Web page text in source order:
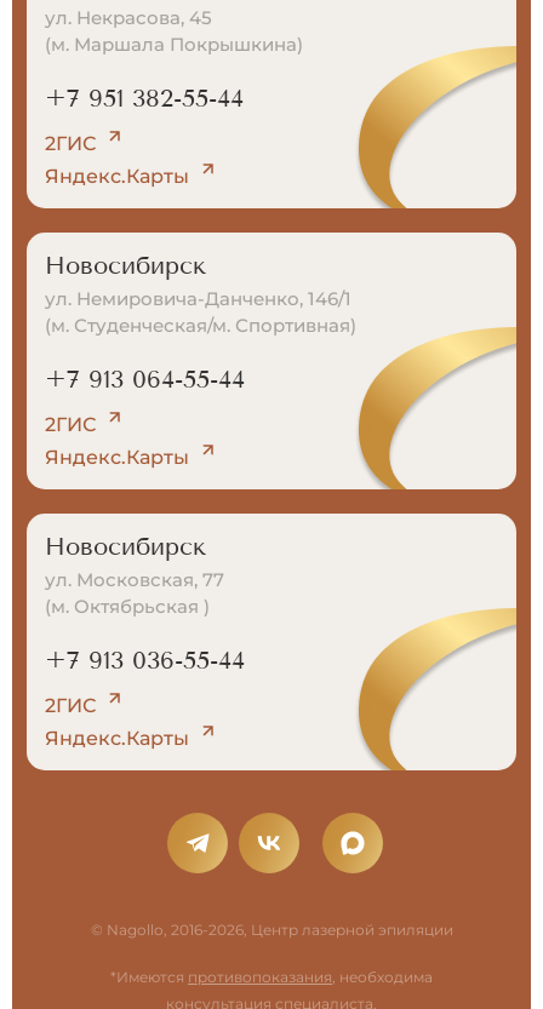
© Nagollo, 2016-2026, Центр лазерной эпиляции
*Имеются противопоказания , необходима
консультация специалиста.
ул. Некрасова, 45
(м. Маршала Покрышкина)
+7 951 382-55-44
2ГИС
Яндекс.Карты
Новосибирск
ул. Немировича-Данченко, 146/1
(м. Студенческая/м. Спортивная)
+7 913 064-55-44
2ГИС
Яндекс.Карты
Новосибирск
ул. Московская, 77
(м. Октябрьская )
+7 913 036-55-44
2ГИС
Яндекс.Карты